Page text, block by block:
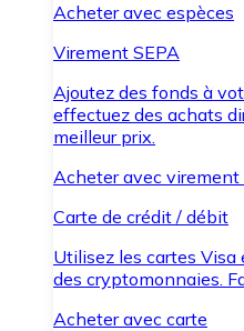
Acheter avec espèces
Virement SEPA
Ajoutez des fonds à
effectuez des achats
meilleur prix.
Acheter avec virement
Carte de crédit / débit
Utilisez les cartes Visa
des cryptomonnaies.
Acheter avec carte